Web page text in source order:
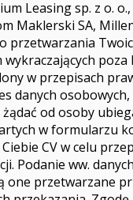
Leasing sp. z o.
Maklerski SA,
przetwarzania
w przepisach
danych
od osoby
w formularzu
CV w celu
Podanie ww.
one przetwarzane